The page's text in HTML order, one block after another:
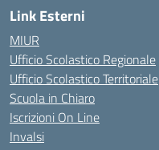
Link Esterni
MIUR
Ufficio Scolastico Regionale
Ufficio Scolastico Territoriale
Scuola in Chiaro
Iscrizioni On Line
Invalsi